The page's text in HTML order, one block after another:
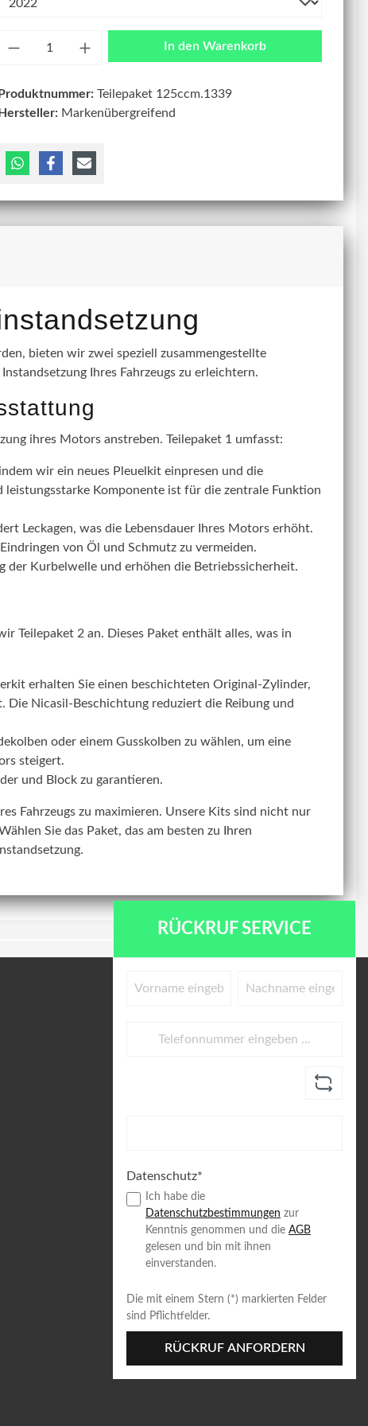
In den Warenkorb
Produktnummer:Teilepaket 125ccm.1339
Hersteller: Markenübergreifend
bieten wir zwei speziell zusammengestellte
Ihres Fahrzeugs zu erleichtern.
ihres Motors anstreben. Teilepaket 1 umfasst:
wir ein neues Pleuelkit einpresen und die
Komponente ist für die zentrale Funktion
Leckagen, was die Lebensdauer Ihres Motors erhöht.
von Öl und Schmutz zu vermeiden.
der Kurbelwelle und erhöhen die Betriebssicherheit.
Teilepaket 2 an. Dieses Paket enthält alles, was in
erhalten Sie einen beschichteten Original-Zylinder,
Nicasil-Beschichtung reduziert die Reibung und
oder einem Gusskolben zu wählen, um eine
steigert.
und Block zu garantieren.
Fahrzeugs zu maximieren. Unsere Kits sind nicht nur
Sie das Paket, das am besten zu Ihren
RÜCKRUF SERVICE
Datenschutz*
Ich habe die
Datenschutzbestimmungen zur
Kenntnis genommen und die AGB
gelesen und bin mit ihnen
einverstanden.
Die mit einem Stern (*) markierten Felder
sind Pflichtfelder.
RÜCKRUF ANFORDERN